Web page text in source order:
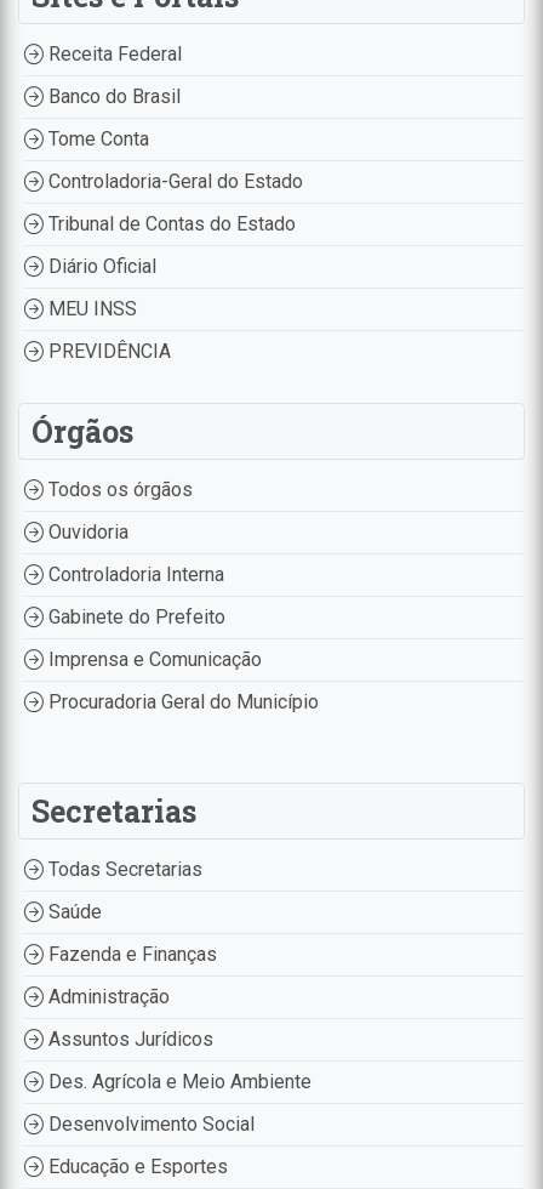
Receita Federal
Banco do Brasil
Tome Conta
Controladoria-Geral do Estado
Tribunal de Contas do Estado
Diário Oficial
MEU INSS
PREVIDÊNCIA
Órgãos
Todos os órgãos
Ouvidoria
Controladoria Interna
Gabinete do Prefeito
Imprensa e Comunicação
Procuradoria Geral do Município
Secretarias
Todas Secretarias
Saúde
Fazenda e Finanças
Administração
Assuntos Jurídicos
Des. Agrícola e Meio Ambiente
Desenvolvimento Social
Educação e Esportes